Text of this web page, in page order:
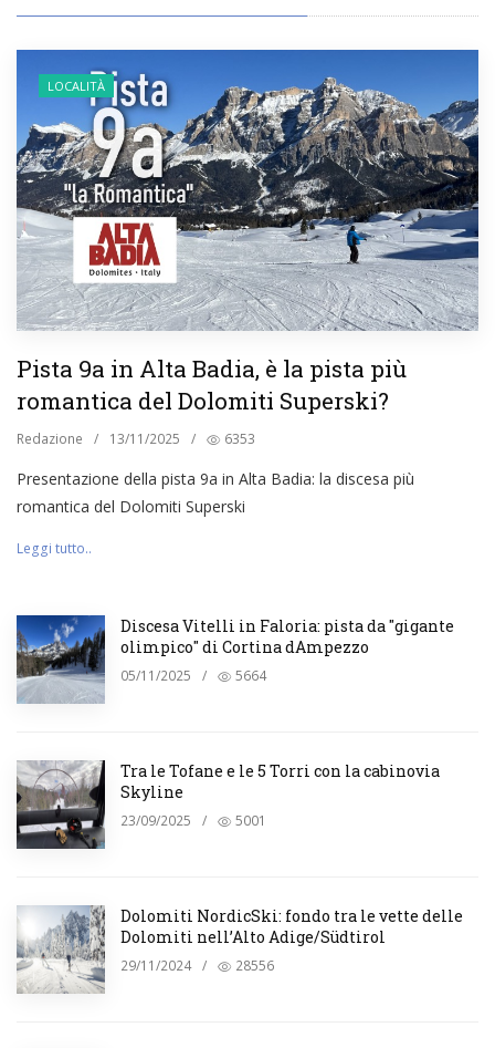
LOCALITÀ
Pista 9a in Alta Badia, è la pista più
romantica del Dolomiti Superski?
Redazione / 13/11/2025 / 6353
Presentazione della pista 9a in Alta Badia: la discesa più
romantica del Dolomiti Superski
Leggi tutto..
Discesa Vitelli in Faloria: pista da "gigante
olimpico" di Cortina dAmpezzo
05/11/2025 / 5664
Tra le Tofane e le 5 Torri con la cabinovia
Skyline
23/09/2025 / 5001
Dolomiti NordicSki: fondo tra le vette delle
Dolomiti nell’Alto Adige/Südtirol
29/11/2024 / 28556